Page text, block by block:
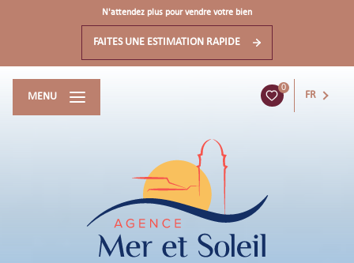
N'attendez plus pour vendre votre bien
FAITES UNE ESTIMATION RAPIDE
0
FR
MENU